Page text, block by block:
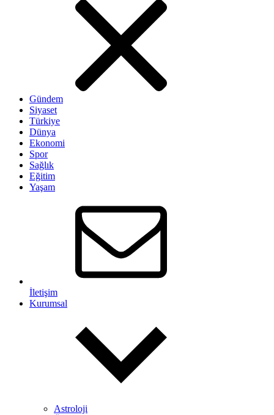
Gündem
Siyaset
Türkiye
Dünya
Ekonomi
Spor
Sağlık
Eğitim
Yaşam
İletişim
Kurumsal
Astroloji